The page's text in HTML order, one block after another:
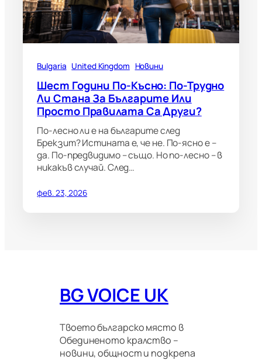
Bulgaria United Kingdom Новини
Шест Години По-Късно: По-Трудно
Ли Стана За Българите Или
Просто Правилата Са Други?
По-лесно ли е на българите след
Брекзит? Истината е, че не. По-ясно е –
да. По-предвидимо – също. Но по-лесно – в
никакъв случай. След…
фев. 23, 2026
BG VOICE UK
Твоето българско място в
Обединеното кралство –
новини, общност и подкрепа